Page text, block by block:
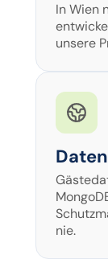
In Wien
unsere
nie.